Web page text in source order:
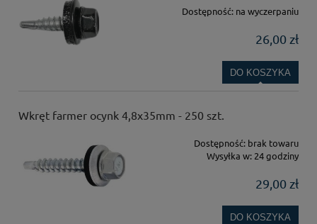
Dostępność: na wyczerpaniu
26,00 zł
DO KOSZYKA
Wkręt farmer ocynk 4,8x35mm - 250 szt.
Dostępność: brak towaru
Wysyłka w: 24 godziny
29,00 zł
DO KOSZYKA